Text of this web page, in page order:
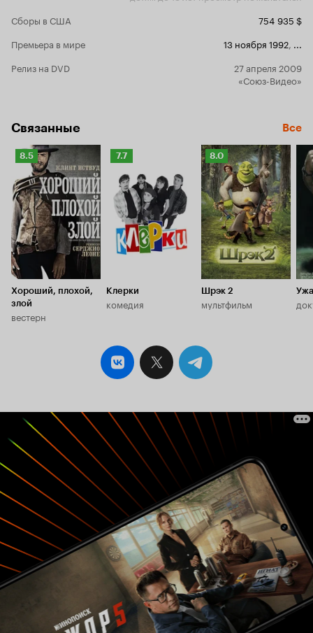
Сборы в США
754 935 $
Премьера в мире
13 ноября 1992
Релиз на DVD
27 апреля 2009
«Союз-Видео»
Связанные Все
Рейтинг
Кинопоиска
8.5
8.5
Хороший, плохой,
злой
вестерн
Рейтинг
7.7
7.7
Клерки
комедия
Рейтинг
Кинопоиска
8.0
8.0
Шрэк 2
мультфильм